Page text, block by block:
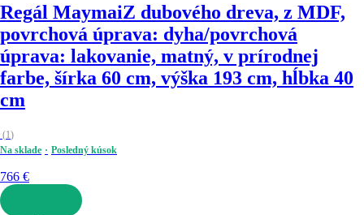
Regál MaymaiZ dubového dreva, z MDF,
povrchová úprava: dyha/povrchová
úprava: lakovanie, matný, v prírodnej
farbe, šírka 60 cm, výška 193 cm, hĺbka 40
cm
(1)
Na sklade
Posledný kúsok
766 €